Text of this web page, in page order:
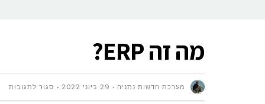
מה זה ERP?
מערכת חדשות נתניה 29 ביוני 2022 סגור לתגובותעל